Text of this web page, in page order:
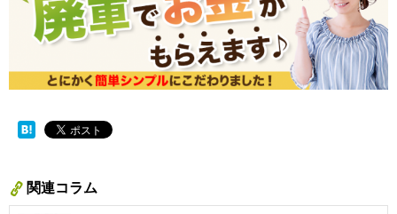
関連コラム